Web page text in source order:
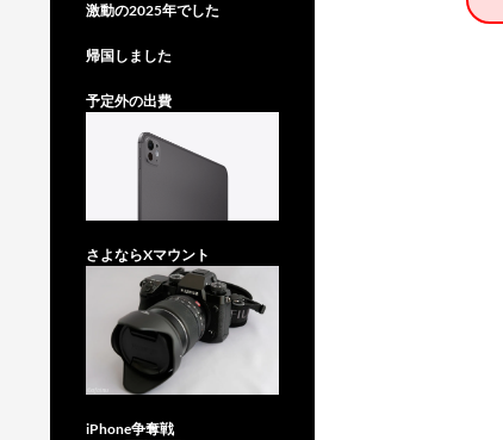
激動の2025年でした
帰国しました
予定外の出費
さよならXマウント
iPhone争奪戦